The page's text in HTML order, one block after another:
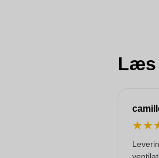
Læs
★★